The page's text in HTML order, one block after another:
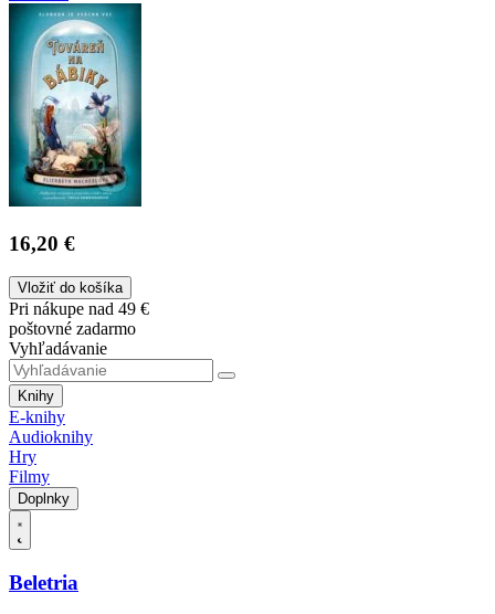
16,20 €
Vložiť do košíka
Pri nákupe nad 49 €
poštovné zadarmo
Vyhľadávanie
Knihy
E-knihy
Audioknihy
Hry
Filmy
Doplnky
Beletria